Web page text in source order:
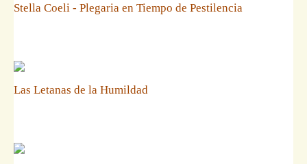
Stella Coeli - Plegaria en Tiempo de Pestilencia
Las Letanas de la Humildad